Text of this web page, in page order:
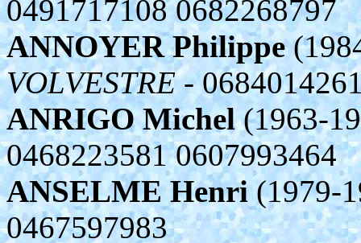
0491717108 0682268797
ANNOYER Philippe
VOLVESTRE-
ANRIGO Michel(1963-
0468223581 0607993464
ANSELME Henri(1979-
0467597983